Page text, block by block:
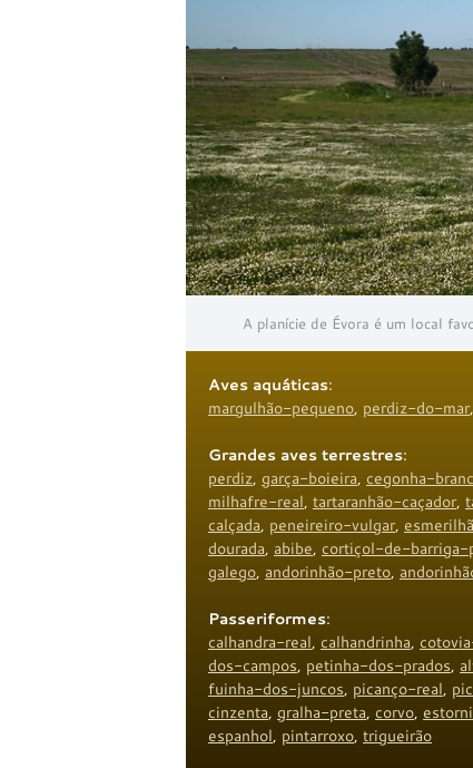
A planície de Évora é um local
Aves aquáticas:
margulhão-pequeno, perdiz-do-mar,
Grandes aves terrestres:
perdiz, garça-boieira, cegonha-
milhafre-real, tartaranhão-caçador,
calçada, peneireiro-vulgar,
dourada, abibe, cortiçol-de-barriga-
galego, andorinhão-preto,
Passeriformes:
calhandra-real, calhandrinha,
dos-campos, petinha-dos-prados,
fuinha-dos-juncos, picanço-real,
cinzenta, gralha-preta, corvo,
espanhol, pintarroxo, trigueirão